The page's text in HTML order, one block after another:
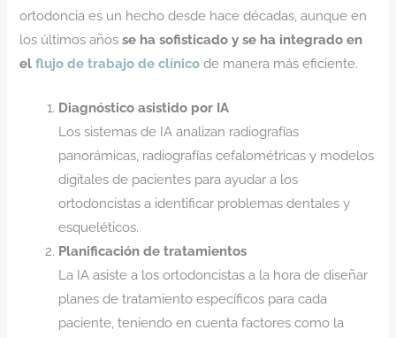
ortodoncia es un hecho desde hace décadas, aunque en
los últimos añosse ha sofisticado y se ha integrado en
elflujo de trabajo de clínico de manera más eficiente.
Diagnóstico asistido por IA
Los sistemas de IA analizan radiografías
panorámicas, radiografías cefalométricas y modelos
digitales de pacientes para ayudar a los
ortodoncistas a identificar problemas dentales y
esqueléticos.
Planificación de tratamientos
La IA asiste a los ortodoncistas a la hora de diseñar
planes de tratamiento específicos para cada
paciente, teniendo en cuenta factores como la